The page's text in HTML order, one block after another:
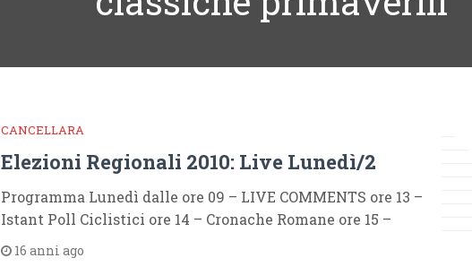
CANCELLARA
Elezioni Regionali 2010: Live Lunedì/2
Programma Lunedì dalle ore 09 – LIVE COMMENTS ore 13 –
Istant Poll Ciclistici ore 14 – Cronache Romane ore 15 –
16 anni ago